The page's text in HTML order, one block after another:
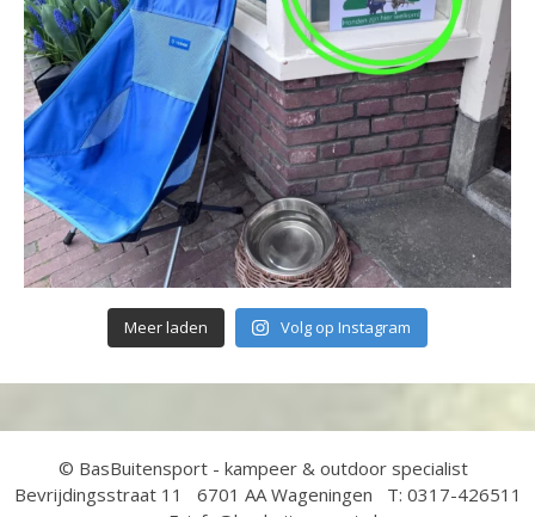
Meer laden Volg op Instagram
© BasBuitensport - kampeer & outdoor specialist
Bevrijdingsstraat 11 6701 AA Wageningen T: 0317-426511